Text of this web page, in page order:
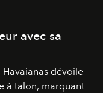
avec sa
dévoile
à talon, marquant